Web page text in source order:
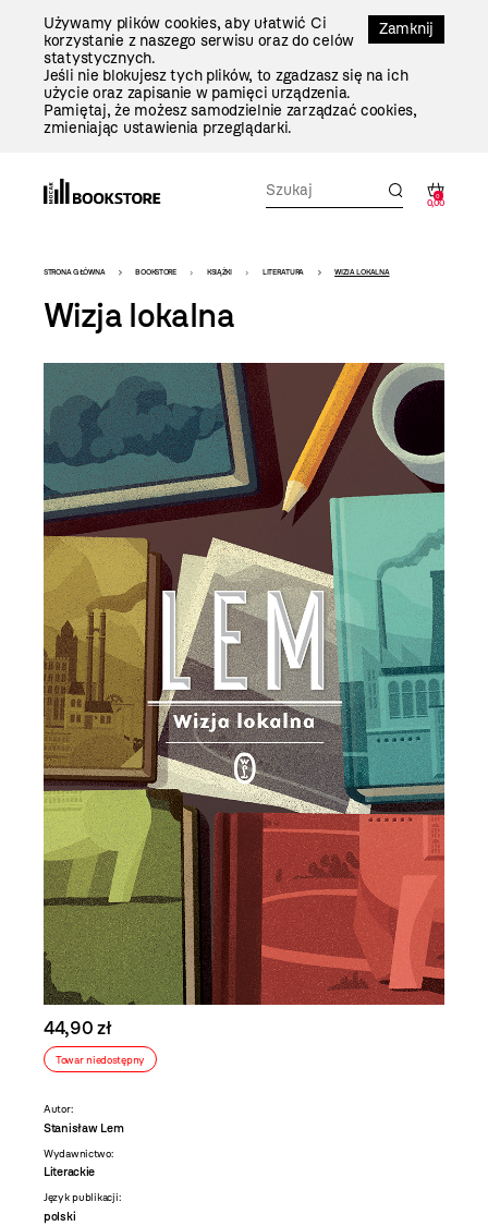
Zamknij
Używamy plików cookies, aby ułatwić Ci
korzystanie z naszego serwisu oraz do celów
statystycznych.
Jeśli nie blokujesz tych plików, to zgadzasz się na ich
użycie oraz zapisanie w pamięci urządzenia.
Pamiętaj, że możesz samodzielnie zarządzać cookies,
zmieniając ustawienia przeglądarki.
0
0,00
Bookstore
-
szablon
szczegóły
STRONA GŁÓWNA BOOKSTORE KSIĄŻKI LITERATURA WIZJA LOKALNA
Wizja lokalna
44,90 zł
Towar niedostępny
Autor:
Stanisław Lem
Wydawnictwo:
Literackie
Język publikacji:
polski